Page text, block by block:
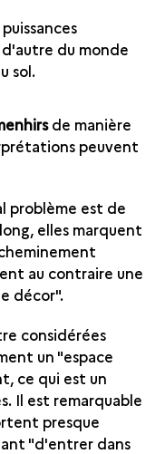
du monde
sol.
de manière
peuvent
problème est de
elles marquent
au contraire une
décor".
considérées
un "espace
ce qui est un
Il est remarquable
presque
"d'entrer dans